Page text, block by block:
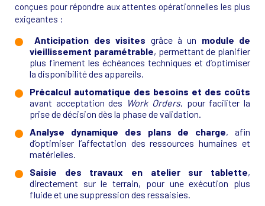
conçues pour répondre aux attentes opérationnelles les plus
exigeantes :
Anticipation des visites grâce à un module de
vieillissement paramétrable, permettant de planifier
plus finement les échéances techniques et d’optimiser
la disponibilité des appareils.
Précalcul automatique des besoins et des coûts
avant acceptation des Work Orders, pour faciliter la
prise de décision dès la phase de validation.
Analyse dynamique des plans de charge, afin
d’optimiser l’affectation des ressources humaines et
matérielles.
Saisie des travaux en atelier sur tablette,
directement sur le terrain, pour une exécution plus
fluide et une suppression des ressaisies.